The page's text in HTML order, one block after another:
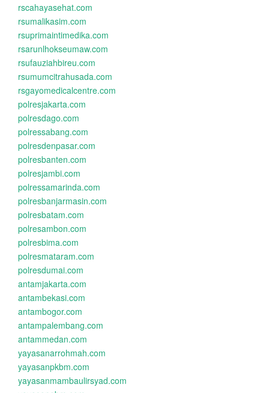
rscahayasehat.com
rsumalikasim.com
rsuprimaintimedika.com
rsarunlhokseumaw.com
rsufauziahbireu.com
rsumumcitrahusada.com
rsgayomedicalcentre.com
polresjakarta.com
polresdago.com
polressabang.com
polresdenpasar.com
polresbanten.com
polresjambi.com
polressamarinda.com
polresbanjarmasin.com
polresbatam.com
polresambon.com
polresbima.com
polresmataram.com
polresdumai.com
antamjakarta.com
antambekasi.com
antambogor.com
antampalembang.com
antammedan.com
yayasanarrohmah.com
yayasanpkbm.com
yayasanmambaulirsyad.com